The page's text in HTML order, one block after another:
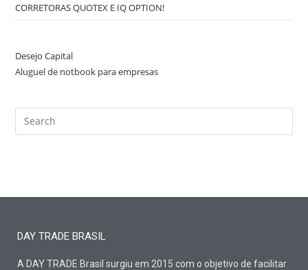
CORRETORAS QUOTEX E IQ OPTION!
Desejo Capital
Aluguel de notbook para empresas
DAY TRADE BRASIL
A DAY TRADE Brasil surgiu em 2015 com o objetivo de facilitar